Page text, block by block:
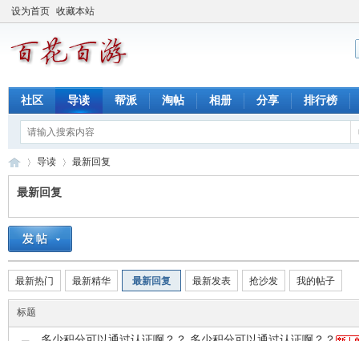
设为首页 收藏本站
社区 导读 帮派 淘帖 相册 分享 排行榜
百 »
导读
›
最新回复
最新回复
最新热门 最新精华 最新回复 最新发表 抢沙发 我的帖子
标题